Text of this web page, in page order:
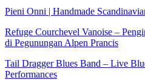
Pieni Onni | Handmade
Refuge Courchevel Vanoise –
di Pegunungan Alpen Prancis
Tail Dragger Blues Band – Live
Performances